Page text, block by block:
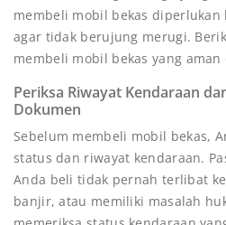
membeli mobil bekas
agar tidak berujung merugi.
membeli mobil bekas yang
Periksa Riwayat Kendaraan
Dokumen
Sebelum membeli mobil bekas,
status dan riwayat kendaraan.
Anda beli tidak pernah terlibat
banjir, atau memiliki masalah